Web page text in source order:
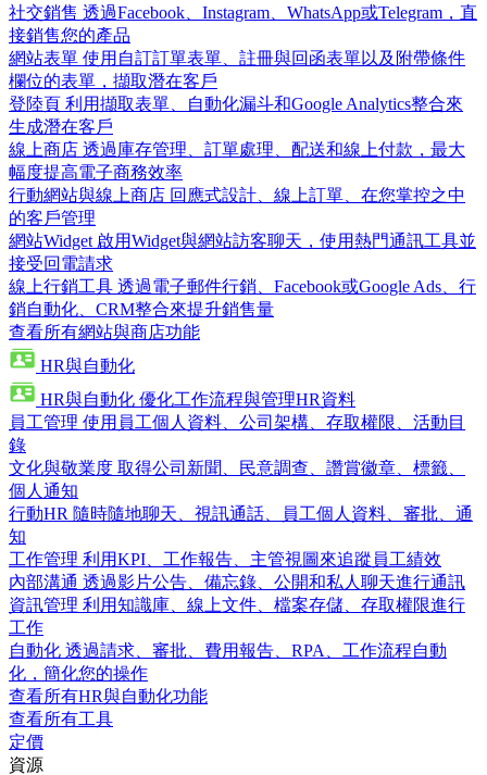
社交銷售 透過Facebook、Instagram、WhatsApp或Telegram，直
接銷售您的產品
網站表單 使用自訂訂單表單、註冊與回函表單以及附帶條件
欄位的表單，擷取潛在客戶
登陸頁 利用擷取表單、自動化漏斗和Google Analytics整合來
生成潛在客戶
線上商店 透過庫存管理、訂單處理、配送和線上付款，最大
幅度提高電子商務效率
行動網站與線上商店 回應式設計、線上訂單、在您掌控之中
的客戶管理
網站Widget 啟用Widget與網站訪客聊天，使用熱門通訊工具並
接受回電請求
線上行銷工具 透過電子郵件行銷、Facebook或Google Ads、行
銷自動化、CRM整合來提升銷售量
查看所有網站與商店功能
HR與自動化
HR與自動化 優化工作流程與管理HR資料
員工管理 使用員工個人資料、公司架構、存取權限、活動目
錄
文化與敬業度 取得公司新聞、民意調查、讚賞徽章、標籤、
個人通知
行動HR 隨時隨地聊天、視訊通話、員工個人資料、審批、通
知
工作管理 利用KPI、工作報告、主管視圖來追蹤員工績效
內部溝通 透過影片公告、備忘錄、公開和私人聊天進行通訊
資訊管理 利用知識庫、線上文件、檔案存儲、存取權限進行
工作
自動化 透過請求、審批、費用報告、RPA、工作流程自動
化，簡化您的操作
查看所有HR與自動化功能
查看所有工具
定價
資源